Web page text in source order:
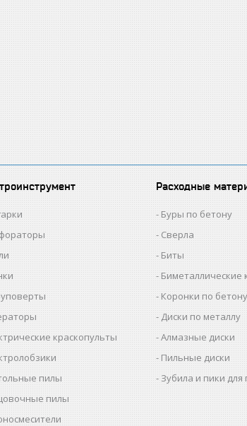
краскопульты
пилы
пилы
Расходные
Буры по бетону
Сверла
Биты
Биметаллические
Коронки по бетону
Диски по металлу
Алмазные диски
Пильные диски
Зубила и пики